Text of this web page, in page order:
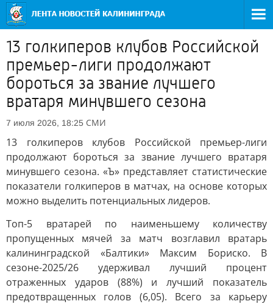
13 голкиперов клубов Российской
премьер-лиги продолжают
бороться за звание лучшего
вратаря минувшего сезона
7 июля 2026, 18:25 СМИ
13 голкиперов клубов Российской премьер-лиги
продолжают бороться за звание лучшего вратаря
минувшего сезона. «Ъ» представляет статистические
показатели голкиперов в матчах, на основе которых
можно выделить потенциальных лидеров.
Топ-5 вратарей по наименьшему количеству
пропущенных мячей за матч возглавил вратарь
калининградской «Балтики» Максим Бориско. В
сезоне-2025/26 удерживал лучший процент
отраженных ударов (88%) и лучший показатель
предотвращенных голов (6,05). Всего за карьеру